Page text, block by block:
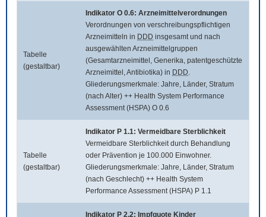
Tabelle
(gestaltbar)
Indikator O 0.6: Arzneimittelverordnungen
Verordnungen von verschreibungspflichtigen
Arzneimitteln in DDD insgesamt und nach
ausgewählten Arzneimittelgruppen
(Gesamtarzneimittel, Generika, patentgeschützte
Arzneimittel, Antibiotika) in DDD.
Gliederungsmerkmale: Jahre, Länder, Stratum
(nach Alter) ++ Health System Performance
Assessment (HSPA) O 0.6
Tabelle
(gestaltbar)
Indikator P 1.1: Vermeidbare Sterblichkeit
Vermeidbare Sterblichkeit durch Behandlung
oder Prävention je 100.000 Einwohner.
Gliederungsmerkmale: Jahre, Länder, Stratum
(nach Geschlecht) ++ Health System
Performance Assessment (HSPA) P 1.1
Indikator P 2.2: Impfquote Kinder